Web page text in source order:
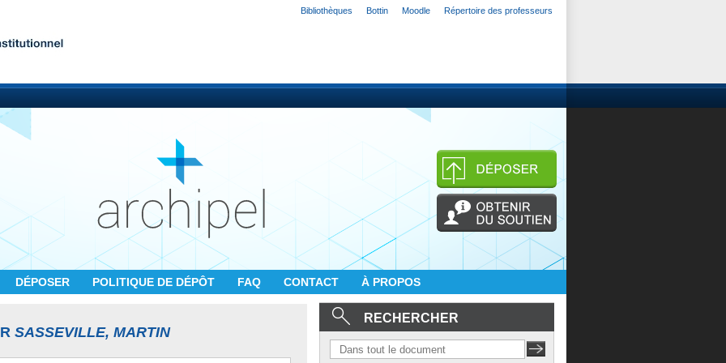
Bibliothèques Bottin Moodle Répertoire des professeurs
DÉPOSER POLITIQUE DE DÉPÔT FAQ CONTACT À PROPOS
SASSEVILLE, MARTIN
RECHERCHER